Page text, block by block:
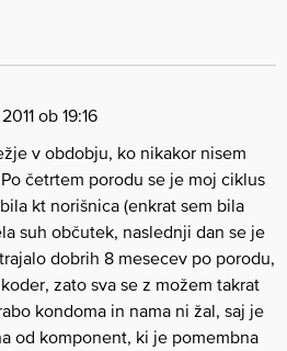
ob 19:16
v obdobju, ko nikakor nisem
četrtem porodu se je moj ciklus
kt norišnica (enkrat sem bila
suh občutek, naslednji dan se je
dobrih 8 mesecev po porodu,
zato sva se z možem takrat
kondoma in nama ni žal, saj je
od komponent, ki je pomembna